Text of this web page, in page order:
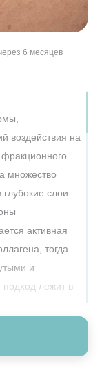
6 месяцев
процедуры, фото
лице”, 4фото через
воздействия на
множество
слои
активная
тогда
и
подход лежит в
методик